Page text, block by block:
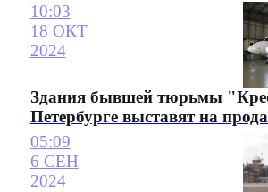
10:03
18 ОКТ
2024
Здания бывшей тюрьмы
Петербурге выставят на
05:09
6 СЕН
2024